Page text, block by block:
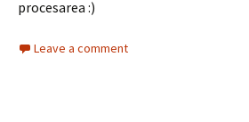
procesarea :)
Leave a comment